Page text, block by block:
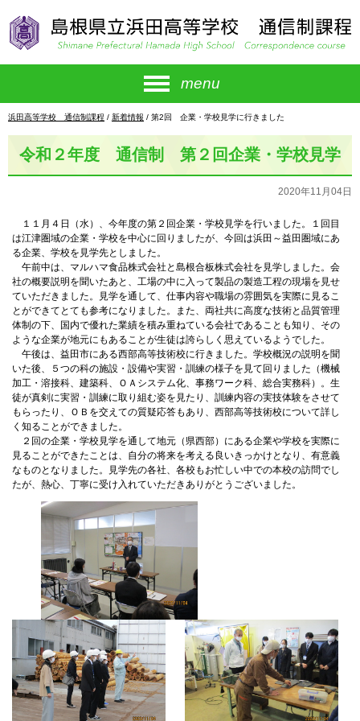
menu
現
浜田高等学校 通信制課程 / 新着情報 / 第2回 企業・学校見学に行きました
令和２年度 通信制 第２回企業・学校見学
2020年11月04日
１１月４日（水）、今年度の第２回企業・学校見学を行いました。１回目
は江津圏域の企業・学校を中心に回りましたが、今回は浜田～益田圏域にあ
る企業、学校を見学先としました。
午前中は、マルハマ食品株式会社と島根合板株式会社を見学しました。会
社の概要説明を聞いたあと、工場の中に入って製品の製造工程の現場を見せ
ていただきました。見学を通して、仕事内容や職場の雰囲気を実際に見るこ
とができてとても参考になりました。また、両社共に高度な技術と品質管理
体制の下、国内で優れた業績を積み重ねている会社であることも知り、その
ような企業が地元にもあることが生徒は誇らしく思えているようでした。
午後は、益田市にある西部高等技術校に行きました。学校概況の説明を聞
いた後、５つの科の施設・設備や実習・訓練の様子を見て回りました（機械
加工・溶接科、建築科、ＯＡシステム化、事務ワーク科、総合実務科）。生
徒が真剣に実習・訓練に取り組む姿を見たり、訓練内容の実技体験をさせて
もらったり、ＯＢを交えての質疑応答もあり、西部高等技術校について詳し
く知ることができました。
２回の企業・学校見学を通して地元（県西部）にある企業や学校を実際に
見ることができたことは、自分の将来を考える良いきっかけとなり、有意義
なものとなりました。見学先の各社、各校もお忙しい中での本校の訪問でし
たが、熱心、丁寧に受け入れていただきありがとうございました。